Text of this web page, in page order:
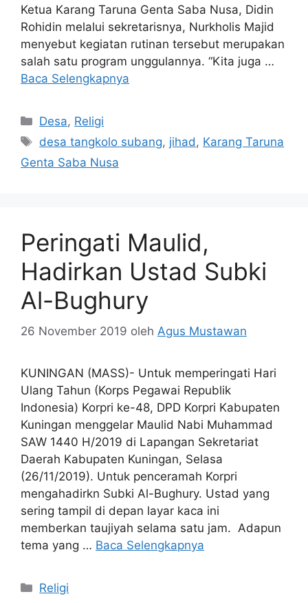
Ketua Karang Taruna Genta Saba Nusa, Didin
Rohidin melalui sekretarisnya, Nurkholis Majid
menyebut kegiatan rutinan tersebut merupakan
salah satu program unggulannya. “Kita juga …
Baca Selengkapnya
Kategori
Desa, Religi
Tag
desa tangkolo subang, jihad, Karang Taruna
Genta Saba Nusa
Peringati Maulid,
Hadirkan Ustad Subki
Al-Bughury
26 November 2019 oleh Agus Mustawan
KUNINGAN (MASS)- Untuk memperingati Hari
Ulang Tahun (Korps Pegawai Republik
Indonesia) Korpri ke-48, DPD Korpri Kabupaten
Kuningan menggelar Maulid Nabi Muhammad
SAW 1440 H/2019 di Lapangan Sekretariat
Daerah Kabupaten Kuningan, Selasa
(26/11/2019). Untuk penceramah Korpri
mengahadirkn Subki Al-Bughury. Ustad yang
sering tampil di depan layar kaca ini
memberkan taujiyah selama satu jam. Adapun
tema yang … Baca Selengkapnya
Kategori
Religi